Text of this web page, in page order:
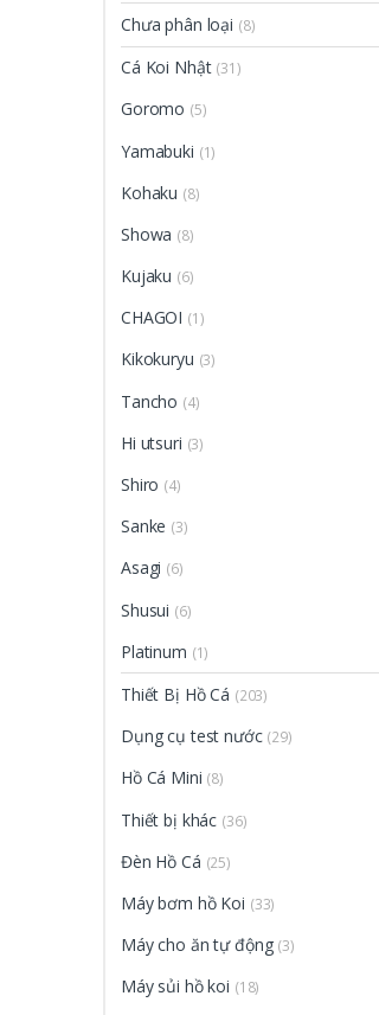
Chưa phân loại (8)
Cá Koi Nhật (31)
Goromo (5)
Yamabuki (1)
Kohaku (8)
Showa (8)
Kujaku (6)
CHAGOI (1)
Kikokuryu (3)
Tancho (4)
Hi utsuri (3)
Shiro (4)
Sanke (3)
Asagi (6)
Shusui (6)
Platinum (1)
Thiết Bị Hồ Cá (203)
Dụng cụ test nước (29)
Hồ Cá Mini (8)
Thiết bị khác (36)
Đèn Hồ Cá (25)
Máy bơm hồ Koi (33)
Máy cho ăn tự động (3)
Máy sủi hồ koi (18)